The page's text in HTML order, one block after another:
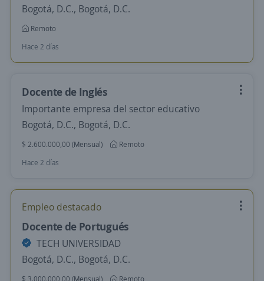
Bogotá, D.C., Bogotá, D.C.
Remoto
Hace 2 días
Docente de Inglés
Importante empresa del sector educativo
Bogotá, D.C., Bogotá, D.C.
$ 2.600.000,00 (Mensual)
Remoto
Hace 2 días
Empleo destacado
Docente de Portugués
TECH UNIVERSIDAD
Bogotá, D.C., Bogotá, D.C.
$ 3.000.000,00 (Mensual) Remoto